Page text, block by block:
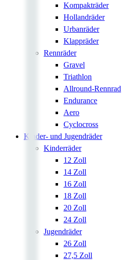
Kompakträder
Hollandräder
Urbanräder
Klappräder
Rennräder
Gravel
Triathlon
Allround-Rennrad
Endurance
Aero
Cyclocross
Kinder- und Jugendräder
Kinderräder
12 Zoll
14 Zoll
16 Zoll
18 Zoll
20 Zoll
24 Zoll
Jugendräder
26 Zoll
27,5 Zoll